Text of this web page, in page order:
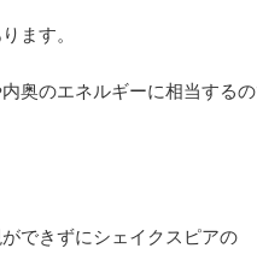
ます。
奥のエネルギーに相当する
できずにシェイクスピアの